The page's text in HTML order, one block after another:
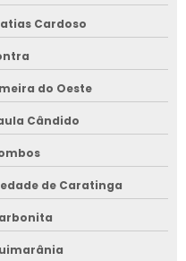
Cardoso
do Oeste
Cândido
de Caratinga